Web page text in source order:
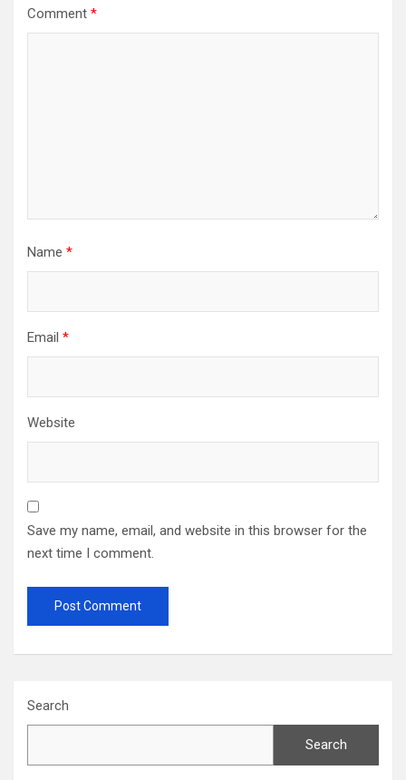
Comment *
Name *
Email *
Website
Save my name, email, and website in this browser for the
next time I comment.
Search
Search